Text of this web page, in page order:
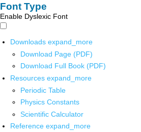
Font Type
Enable Dyslexic Font
Downloads expand_more
Download Page (PDF)
Download Full Book (PDF)
Resources expand_more
Periodic Table
Physics Constants
Scientific Calculator
Reference expand_more